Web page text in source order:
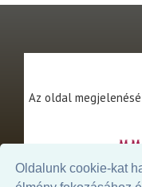
Oldalunk cookie-kat
Az oldal